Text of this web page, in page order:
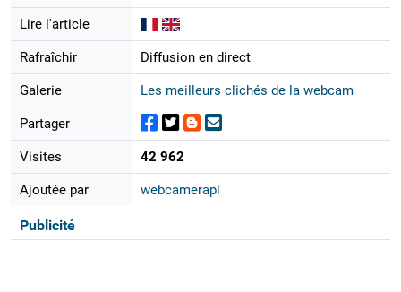
Lire l'article
Rafraîchir Diffusion en direct
Galerie Les meilleurs clichés de la webcam
Partager
Visites 42 962
Ajoutée par webcamerapl
Publicité